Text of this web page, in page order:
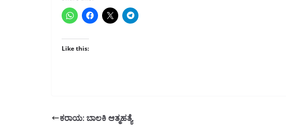
Like this:
ಕರಾಯ: ಬಾಲಕಿ ಆತ್ಮಹತ್ಯೆ